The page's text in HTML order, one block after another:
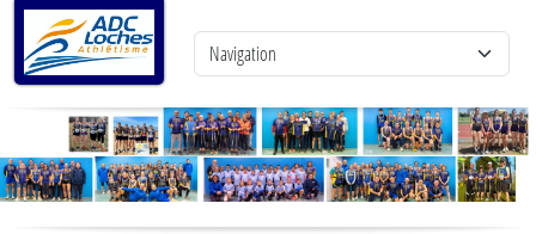
Panneau de gestion des cookies